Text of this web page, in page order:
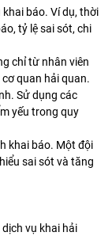
báo. Ví dụ, thời
tỷ lệ sai sót, chi
chỉ từ nhân viên
quan hải quan.
Sử dụng các
yếu trong quy
khai báo. Một đội
sai sót và tăng
vụ khai hải